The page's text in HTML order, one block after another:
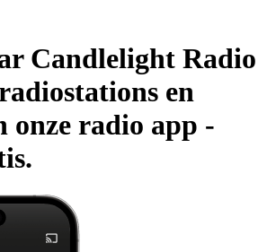
Candlelight Radio
en
onze radio app -